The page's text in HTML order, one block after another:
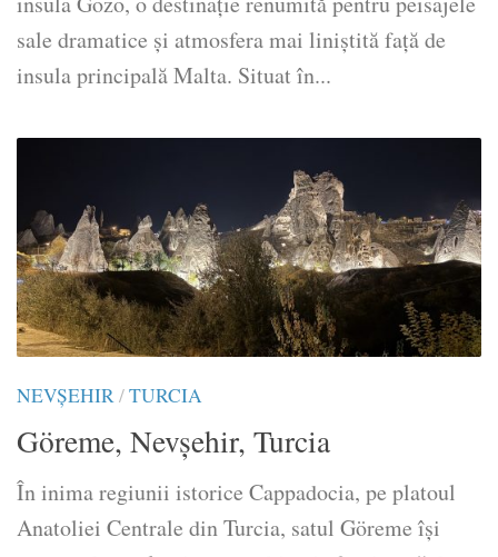
sale dramatice și atmosfera mai liniștită față de
insula principală Malta. Situat în...
NEVŞEHIR/TURCIA
Göreme, Nevşehir, Turcia
În inima regiunii istorice Cappadocia, pe platoul
Anatoliei Centrale din Turcia, satul Göreme îşi